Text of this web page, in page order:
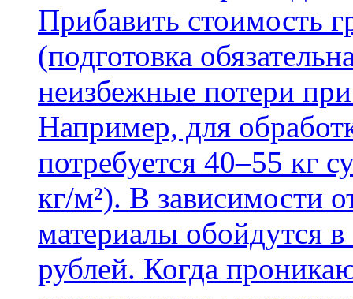
Прибавить стоимость
(подготовка
неизбежные потери
Например, для
потребуется 40–55 кг
кг/м²). В зависимости
материалы обойдутся
рублей. Когда